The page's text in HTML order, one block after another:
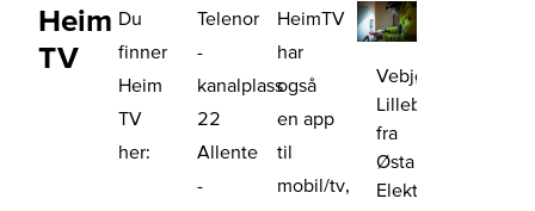
Heim
TV
Du
finner
Heim
TV
her:
Telenor
-
kanalplass
22
Allente
-
HeimTV
har
også
en app
til
mobil/tv,
Vebjørn
Lillebo
fra
Østa
Elektro